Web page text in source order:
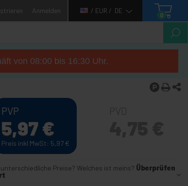
Anmelden / EUR / DE
0
von 08:00 bis 16:30 Uhr.
PVP
5,97€
Preis inkl MwSt: 5,97 €
Preise? Welches ist meins? Überprüfen